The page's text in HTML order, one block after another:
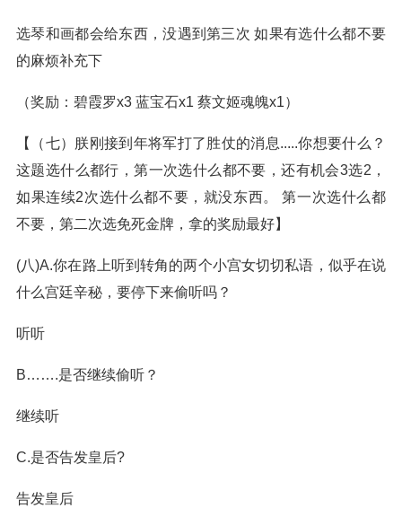
选琴和画都会给东西，没遇到第三次 如果有选什么都不要
的麻烦补充下
（奖励：碧霞罗x3 蓝宝石x1 蔡文姬魂魄x1）
【（七）朕刚接到年将军打了胜仗的消息.....你想要什么？
这题选什么都行，第一次选什么都不要，还有机会3选2，
如果连续2次选什么都不要，就没东西。 第一次选什么都
不要，第二次选免死金牌，拿的奖励最好】
(八)A.你在路上听到转角的两个小宫女切切私语，似乎在说
什么宫廷辛秘，要停下来偷听吗？
听听
B…….是否继续偷听？
继续听
C.是否告发皇后?
告发皇后